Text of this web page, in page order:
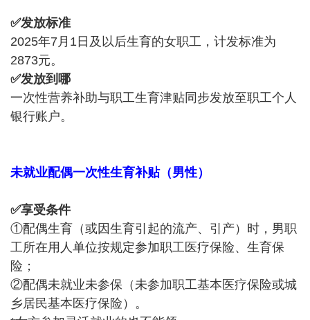
✅发放标准
2025年7月1日及以后生育的女职工，计发标准为
2873元。
✅发放到哪
一次性营养补助与职工生育津贴同步发放至职工个人
银行账户。
未就业配偶一次性生育补贴（男性）
✅享受条件
①配偶生育（或因生育引起的流产、引产）时，男职
工所在用人单位按规定参加职工医疗保险、生育保
险；
②配偶未就业未参保（未参加职工基本医疗保险或城
乡居民基本医疗保险）。